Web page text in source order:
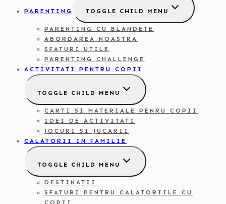
PARENTING TOGGLE CHILD MENU
PARENTING CU BLANDETE
ABORDAREA NOASTRA
SFATURI UTILE
PARENTING CHALLENGE
ACTIVITATI PENTRU COPII
TOGGLE CHILD MENU
CARTI SI MATERIALE PENRU COPII
IDEI DE ACTIVITATI
JOCURI SI JUCARII
CALATORII IN FAMILIE
TOGGLE CHILD MENU
DESTINATII
SFATURI PENTRU CALATORIILE CU
COPII